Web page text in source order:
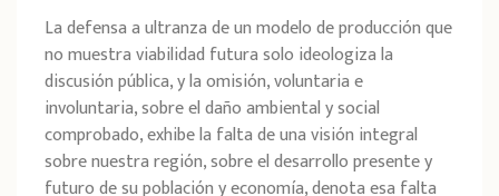
La defensa a ultranza de un modelo de producción que
no muestra viabilidad futura solo ideologiza la
discusión pública, y la omisión, voluntaria e
involuntaria, sobre el daño ambiental y social
comprobado, exhibe la falta de una visión integral
sobre nuestra región, sobre el desarrollo presente y
futuro de su población y economía, denota esa falta